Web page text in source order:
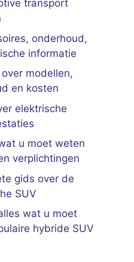
transport
onderhoud,
informatie
modellen,
en kosten
elektrische
u moet weten
verplichtingen
gids over de
SUV
wat u moet
hybride SUV